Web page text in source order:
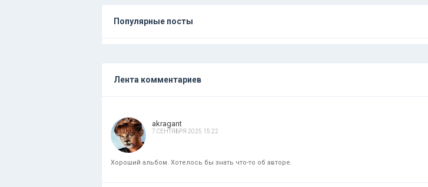
Популярные посты
Лента комментариев
akragant
7 СЕНТЯБРЯ 2025 15:22
Хороший альбом. Хотелось бы знать что-то об авторе.